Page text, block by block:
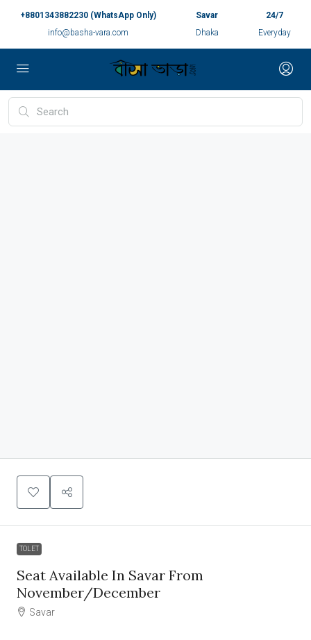
+8801343882230 (WhatsApp Only)
info@basha-vara.com
Savar
Dhaka
24/7
Everyday
TOLET
Seat Available In Savar From
November/December
Savar